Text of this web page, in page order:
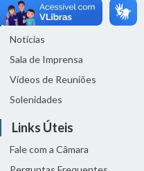
Comunicação
Notícias
Sala de Imprensa
Vídeos de Reuniões
Solenidades
Links Úteis
Fale com a Câmara